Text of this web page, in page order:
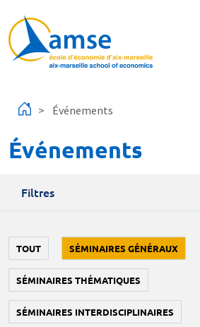
Événements
Événements
Filtres
TOUT SÉMINAIRES GÉNÉRAUX
SÉMINAIRES THÉMATIQUES
SÉMINAIRES INTERDISCIPLINAIRES